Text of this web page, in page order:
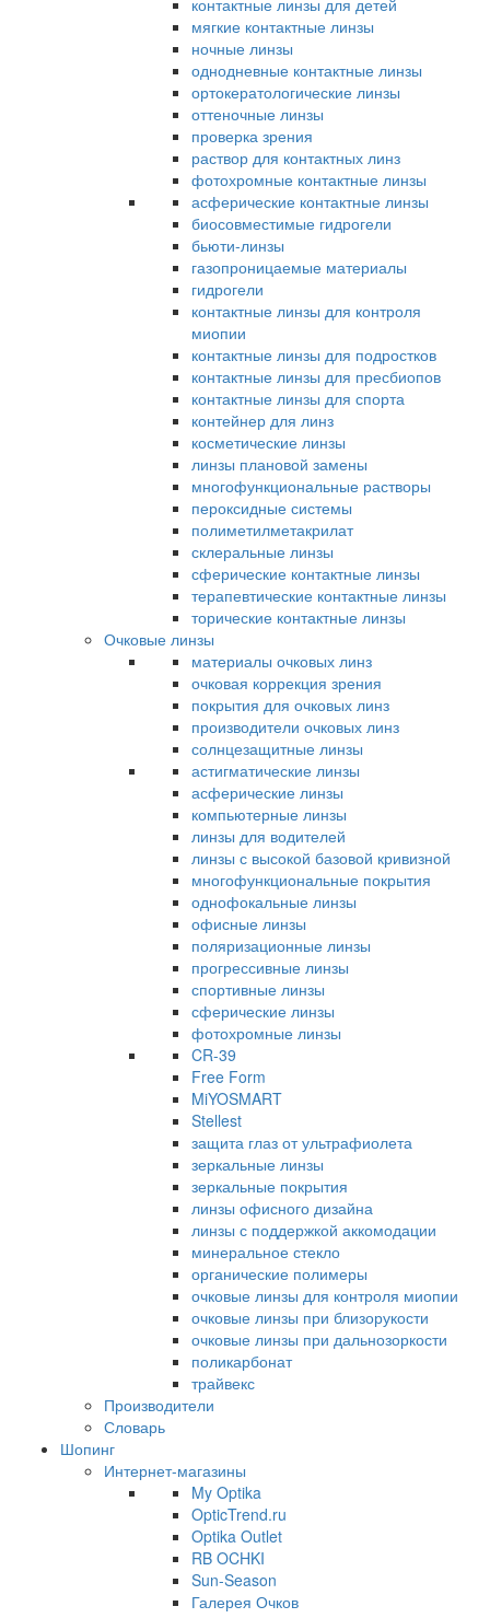
контактные линзы для детей
мягкие контактные линзы
ночные линзы
однодневные контактные линзы
ортокератологические линзы
оттеночные линзы
проверка зрения
раствор для контактных линз
фотохромные контактные линзы
асферические контактные линзы
биосовместимые гидрогели
бьюти-линзы
газопроницаемые материалы
гидрогели
контактные линзы для контроля
миопии
контактные линзы для подростков
контактные линзы для пресбиопов
контактные линзы для спорта
контейнер для линз
косметические линзы
линзы плановой замены
многофункциональные растворы
пероксидные системы
полиметилметакрилат
склеральные линзы
сферические контактные линзы
терапевтические контактные линзы
торические контактные линзы
Очковые линзы
материалы очковых линз
очковая коррекция зрения
покрытия для очковых линз
производители очковых линз
солнцезащитные линзы
астигматические линзы
асферические линзы
компьютерные линзы
линзы для водителей
линзы с высокой базовой кривизной
многофункциональные покрытия
однофокальные линзы
офисные линзы
поляризационные линзы
прогрессивные линзы
спортивные линзы
сферические линзы
фотохромные линзы
CR-39
Free Form
MiYOSMART
Stellest
защита глаз от ультрафиолета
зеркальные линзы
зеркальные покрытия
линзы офисного дизайна
линзы с поддержкой аккомодации
минеральное стекло
органические полимеры
очковые линзы для контроля миопии
очковые линзы при близорукости
очковые линзы при дальнозоркости
поликарбонат
трайвекс
Производители
Словарь
Шопинг
Интернет-магазины
My Optika
OpticTrend.ru
Optika Outlet
RB OCHKI
Sun-Season
Галерея Очков